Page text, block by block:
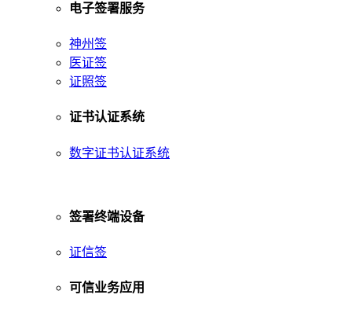
电子签署服务
神州签
医证签
证照签
证书认证系统
数字证书认证系统
签署终端设备
证信签
可信业务应用